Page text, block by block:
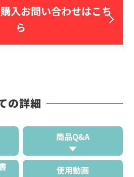
購入お問い合わせはこち
ら
の詳細
商品Q&A
使用動画